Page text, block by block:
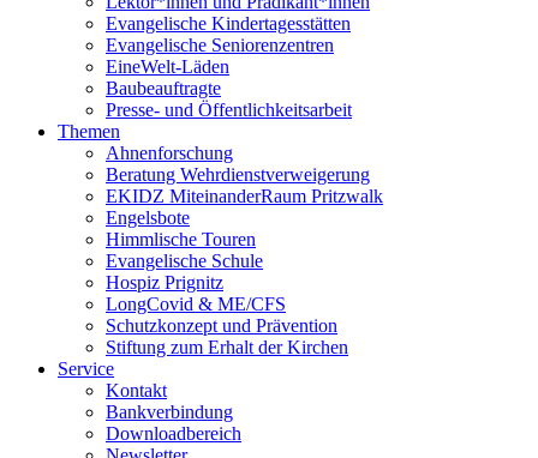
Evangelische Kindertagesstätten
Evangelische Seniorenzentren
EineWelt-Läden
Baubeauftragte
Presse- und Öffentlichkeitsarbeit
Themen
Ahnenforschung
Beratung Wehrdienstverweigerung
EKIDZ MiteinanderRaum Pritzwalk
Engelsbote
Himmlische Touren
Evangelische Schule
Hospiz Prignitz
LongCovid & ME/CFS
Schutzkonzept und Prävention
Stiftung zum Erhalt der Kirchen
Service
Kontakt
Bankverbindung
Downloadbereich